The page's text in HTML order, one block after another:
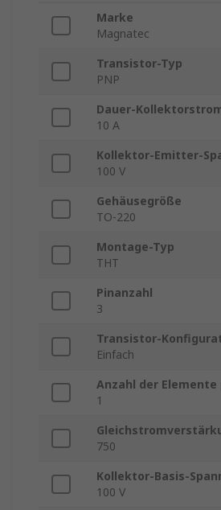
Marke
Magnatec
Transistor-Typ
PNP
Dauer-
10 A
Kollektor-Emitter-
100 V
Gehäusegröße
TO-220
Montage-Typ
THT
Pinanzahl
3
Transistor-
Einfach
Anzahl der Elemente
1
750
Kollektor-Basis-
100 V